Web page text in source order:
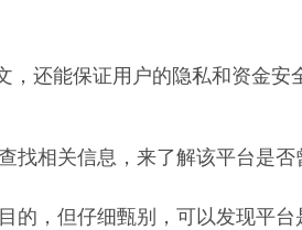
还能保证用户的隐私和资金安
找相关信息，来了解该平台是否
的，但仔细甄别，可以发现平台